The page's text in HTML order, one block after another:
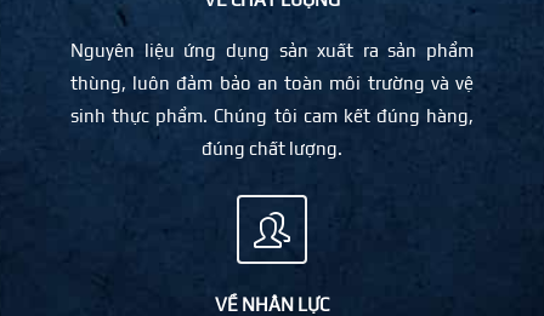
Nguyên liệu ứng dụng sản xuất ra sản phẩm
thùng, luôn đảm bảo an toàn môi trường và vệ
sinh thực phẩm. Chúng tôi cam kết đúng hàng,
đúng chất lượng.
VỀ NHÂN LỰC